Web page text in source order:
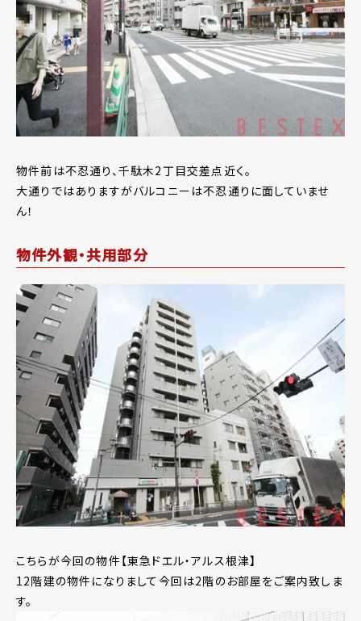
物件前は不忍通り、千駄木2丁目交差点近く。
大通りではありますがバルコニーは不忍通りに面していませ
ん！
物件外観・共用部分
こちらが今回の物件【東急ドエル・アルス根津】
12階建の物件になりまして今回は2階のお部屋をご案内致しま
す。